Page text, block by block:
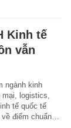
Kinh tế
vẫn
ngành kinh
logistics,
tế quốc tế
về điểm chuẩn…